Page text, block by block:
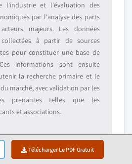
Télécharger Le PDF Gratuit
l'industrie et l'évaluation des
par l'analyse des parts
majeurs. Les données
à partir de sources
pour constituer une base de
informations sont ensuite
la recherche primaire et le
marché, avec validation par les
prenantes telles que les
et associations.